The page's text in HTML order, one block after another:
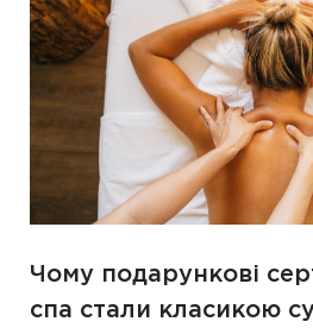
Чому подарункові
спа стали класикою